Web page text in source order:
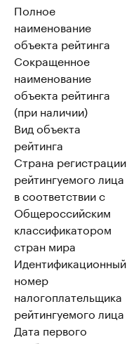
Полное
наименование
объекта рейтинга
Сокращенное
наименование
объекта рейтинга
(при наличии)
Вид объекта
рейтинга
Страна регистрации
рейтингуемого лица
в соответствии с
Общероссийским
классификатором
стран мира
Идентификационный
номер
налогоплательщика
рейтингуемого лица
Дата первого